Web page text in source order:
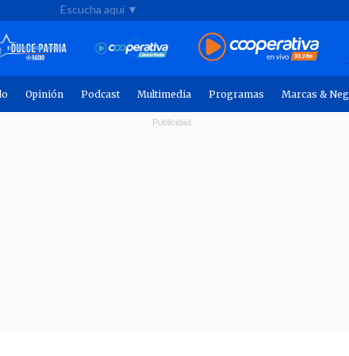
Escucha aquí ▼
Opinión Podcast Multimedia Programas Marcas &